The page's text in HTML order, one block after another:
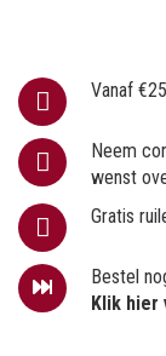
Vanaf
Neem
wenst
Gratis
Bestel
Klik hier